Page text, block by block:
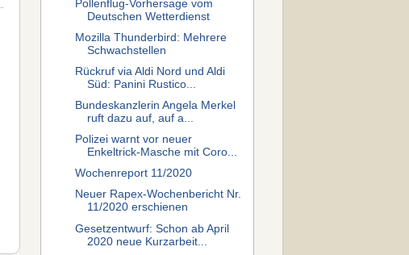
Pollenflug-Vorhersage vom
Deutschen Wetterdienst
Mozilla Thunderbird: Mehrere
Schwachstellen
Rückruf via Aldi Nord und Aldi
Süd: Panini Rustico...
Bundeskanzlerin Angela Merkel
ruft dazu auf, auf a...
Polizei warnt vor neuer
Enkeltrick-Masche mit Coro...
Wochenreport 11/2020
Neuer Rapex-Wochenbericht Nr.
11/2020 erschienen
Gesetzentwurf: Schon ab April
2020 neue Kurzarbeit...